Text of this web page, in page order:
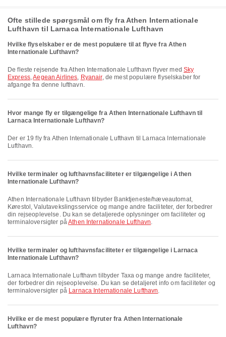
Ofte stillede spørgsmål om fly fra Athen Internationale
Lufthavn til Larnaca Internationale Lufthavn
Hvilke flyselskaber er de mest populære til at flyve fra Athen
Internationale Lufthavn?
De fleste rejsende fra Athen Internationale Lufthavn flyver med Sky
Express,Aegean Airlines, Ryanair, de mest populære flyselskaber for
afgange fra denne lufthavn.
Hvor mange fly er tilgængelige fra Athen Internationale Lufthavn til
Larnaca Internationale Lufthavn?
Der er 19 fly fra Athen Internationale Lufthavn til Larnaca Internationale
Lufthavn.
Hvilke terminaler og lufthavnsfaciliteter er tilgængelige i Athen
Internationale Lufthavn?
Athen Internationale Lufthavn tilbyder Banktjeneste/hæveautomat,
Kørestol, Valutavekslingsservice og mange andre faciliteter, der forbedrer
din rejseoplevelse. Du kan se detaljerede oplysninger om faciliteter og
terminaloversigter påAthen Internationale Lufthavn.
Hvilke terminaler og lufthavnsfaciliteter er tilgængelige i Larnaca
Internationale Lufthavn?
Larnaca Internationale Lufthavn tilbyder Taxa og mange andre faciliteter,
der forbedrer din rejseoplevelse. Du kan se detaljeret info om faciliteter og
terminaloversigter på Larnaca Internationale Lufthavn.
Hvilke er de mest populære flyruter fra Athen Internationale
Lufthavn?